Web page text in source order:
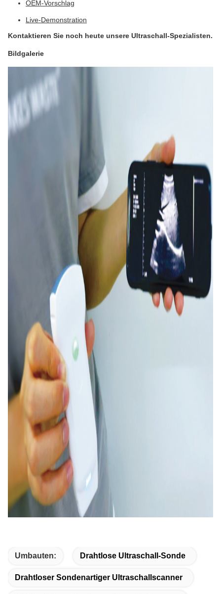
OEM-Vorschlag
Live-Demonstration
Kontaktieren Sie noch heute unsere Ultraschall-Spezialisten.
Bildgalerie
Umbauten: Drahtlose Ultraschall-Sonde
Drahtloser Sondenartiger Ultraschallscanner